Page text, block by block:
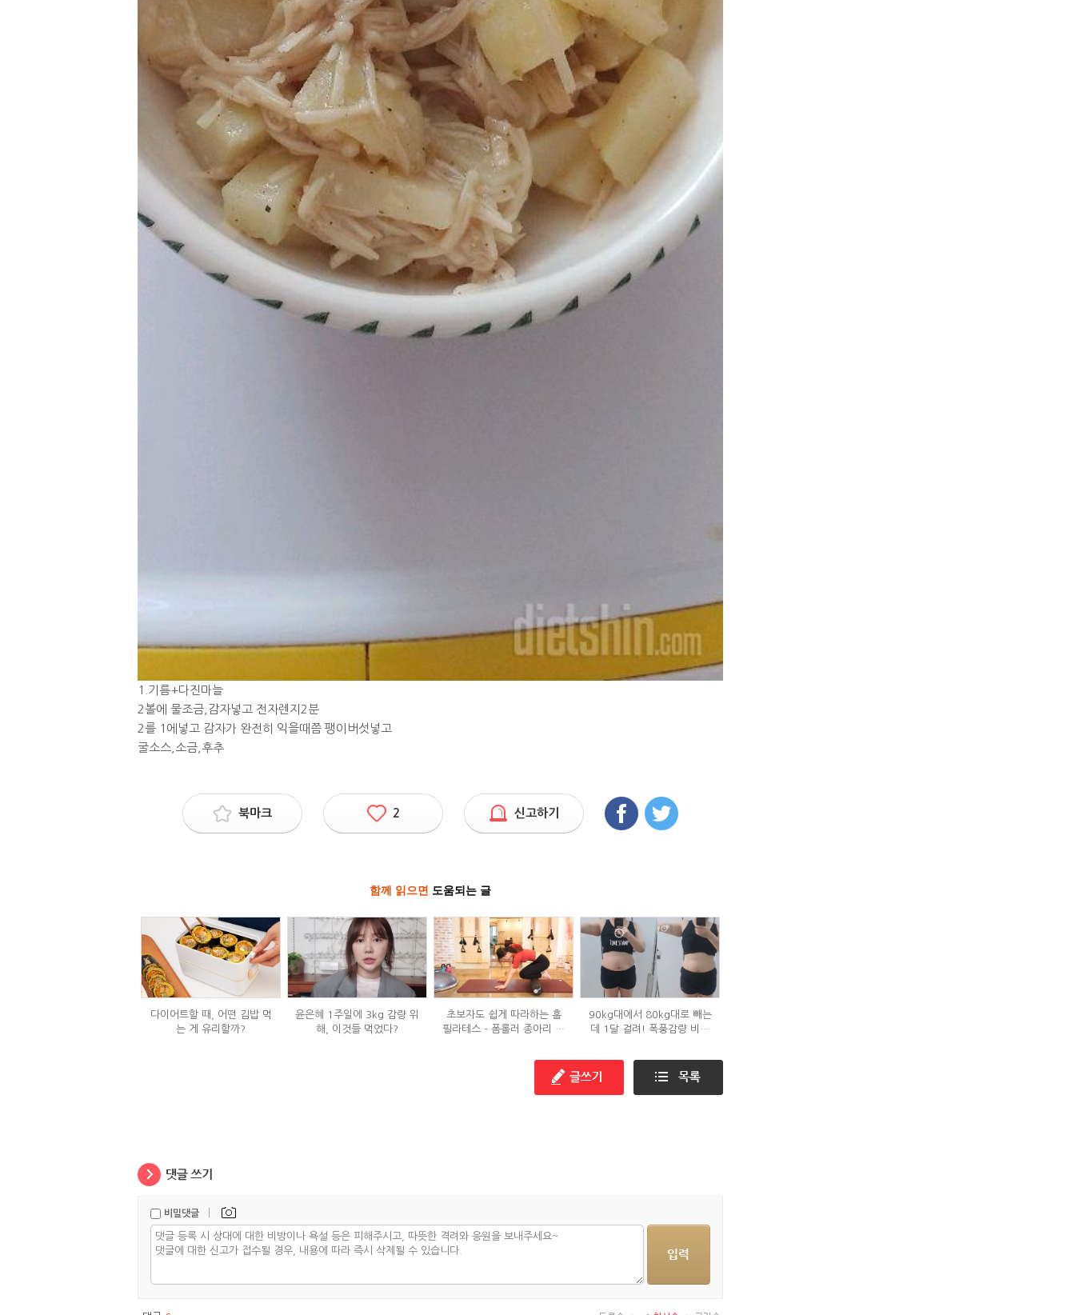
1.기름+다진마늘
2볼에 물조금,감자넣고 전자렌지2분
2를 1에넣고 감자가 완전히 익을때쯤 팽이버섯넣고
굴소스,소금,후추
북마크 2 신고하기
함께 읽으면 도움되는 글
다이어트할 때, 어떤 김밥 먹
는 게 유리할까?
윤은혜 1주일에 3kg 감량 위
해, 이것들 먹었다?
초보자도 쉽게 따라하는 홈
필라테스 - 폼롤러 종아리 알
90kg대에서 80kg대로 빼는
데 1달 걸려! 폭풍감량 비결
비밀댓글 |